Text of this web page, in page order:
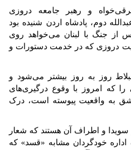
و رهبر جامعه دروزی
دوم، پادشاه اردن شنیده بود
از جنگ با لبنان می‌خواهد روی
دروزی که در خدمت دستورات و
روز به روز بیشتر می‌شود و
را که امروز با وقوع درگیری‌های
به واقعیت پیوسته است، درک
و اطراف آن هستند که شعار
خودگردان مشابه «قسد» که